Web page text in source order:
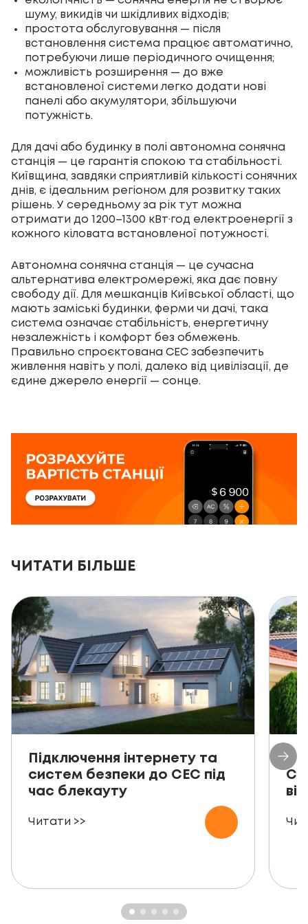
шуму, викидів чи шкідливих відходів;
простота обслуговування — після
встановлення система працює автоматично,
потребуючи лише періодичного очищення;
можливість розширення — до вже
встановленої системи легко додати нові
панелі або акумулятори, збільшуючи
потужність.
Для дачі або будинку в полі автономна сонячна
станція — це гарантія спокою та стабільності.
Київщина, завдяки сприятливій кількості сонячних
днів, є ідеальним регіоном для розвитку таких
рішень. У середньому за рік тут можна
отримати до 1200–1300 кВт·год електроенергії з
кожного кіловата встановленої потужності.
Автономна сонячна станція — це сучасна
альтернатива електромережі, яка дає повну
свободу дії. Для мешканців Київської області, що
мають заміські будинки, ферми чи дачі, така
система означає стабільність, енергетичну
незалежність і комфорт без обмежень.
Правильно спроєктована СЕС забезпечить
живлення навіть у полі, далеко від цивілізації, де
єдине джерело енергії — сонце.
ЧИТАТИ БІЛЬШЕ
Підключення інтернету та
систем безпеки до СЕС під
час блекауту
Читати >>